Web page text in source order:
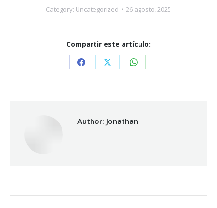
Category: Uncategorized 26 agosto, 2025
Compartir este artículo:
Share Share Share
Author: Jonathan